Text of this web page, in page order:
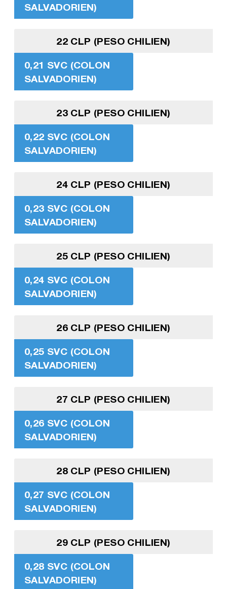
SALVADORIEN)
22 CLP (PESO CHILIEN)
0,21 SVC (COLON
SALVADORIEN)
23 CLP (PESO CHILIEN)
0,22 SVC (COLON
SALVADORIEN)
24 CLP (PESO CHILIEN)
0,23 SVC (COLON
SALVADORIEN)
25 CLP (PESO CHILIEN)
0,24 SVC (COLON
SALVADORIEN)
26 CLP (PESO CHILIEN)
0,25 SVC (COLON
SALVADORIEN)
27 CLP (PESO CHILIEN)
0,26 SVC (COLON
SALVADORIEN)
28 CLP (PESO CHILIEN)
0,27 SVC (COLON
SALVADORIEN)
29 CLP (PESO CHILIEN)
0,28 SVC (COLON
SALVADORIEN)